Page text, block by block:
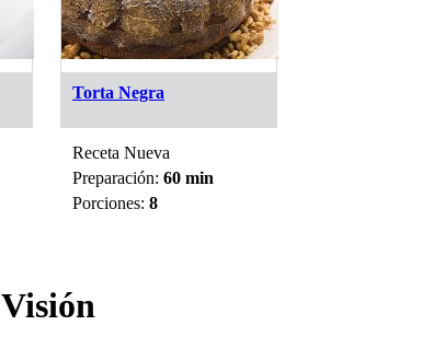
Torta Negra
Receta Nueva
Preparación: 60 min
Porciones: 8
Visión